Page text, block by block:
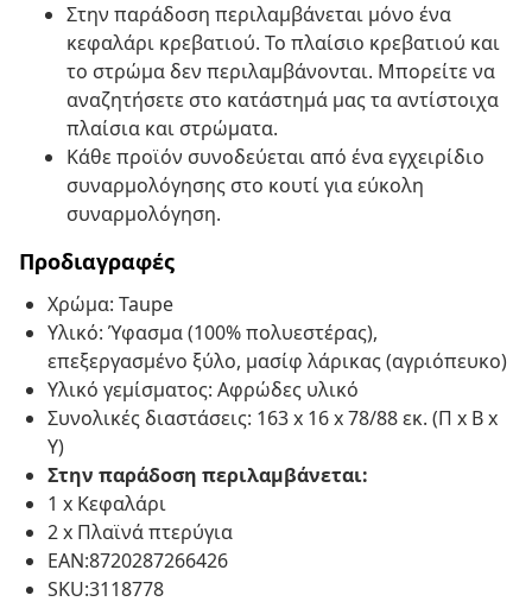
Στην παράδοση περιλαμβάνεται μόνο ένα
κεφαλάρι κρεβατιού. Το πλαίσιο κρεβατιού και
το στρώμα δεν περιλαμβάνονται. Μπορείτε να
αναζητήσετε στο κατάστημά μας τα αντίστοιχα
πλαίσια και στρώματα.
Κάθε προϊόν συνοδεύεται από ένα εγχειρίδιο
συναρμολόγησης στο κουτί για εύκολη
συναρμολόγηση.
Προδιαγραφές
Χρώμα: Taupe
Υλικό: Ύφασμα (100% πολυεστέρας),
επεξεργασμένο ξύλο, μασίφ λάρικας (αγριόπευκο)
Υλικό γεμίσματος: Αφρώδες υλικό
Συνολικές διαστάσεις: 163 x 16 x 78/88 εκ. (Π x Β x
Υ)
Στην παράδοση περιλαμβάνεται:
1 x Κεφαλάρι
2 x Πλαϊνά πτερύγια
EAN:8720287266426
SKU:3118778